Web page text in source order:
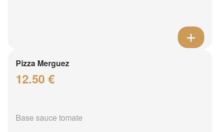
Pizza Merguez
12.50 €
Base sauce tomate